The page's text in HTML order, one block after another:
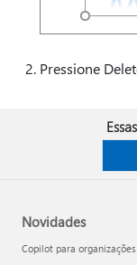
Pressione
Novidades
Copilot para organizações